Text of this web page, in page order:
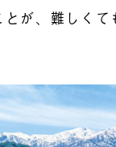
が、難しくて